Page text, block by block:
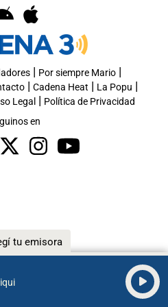
tu emisora
| Por siempre Mario|
| Cadena Heat | La Popu |
Legal | Política de Privacidad
en